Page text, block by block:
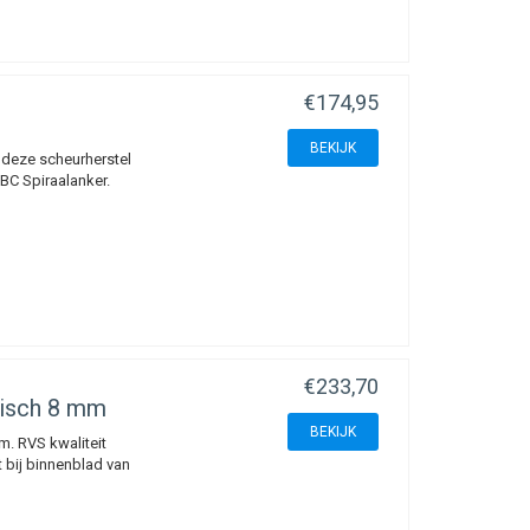
en lengtes
uitgelijnd op
bouwblokken,
De ankers zijn
van
scheurherstel
Spiraalanker.
€174,95
BEKIJK
8 mm
RVS kwaliteit
bij binnenblad van
€233,70
BEKIJK